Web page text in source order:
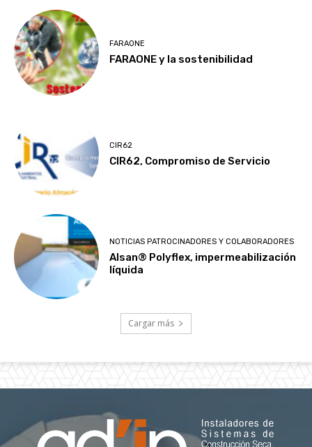
FARAONE
FARAONE y la sostenibilidad
CIR62
CIR62, Compromiso de Servicio
NOTICIAS PATROCINADORES Y COLABORADORES
Alsan® Polyflex, impermeabilización
líquida
Cargar más